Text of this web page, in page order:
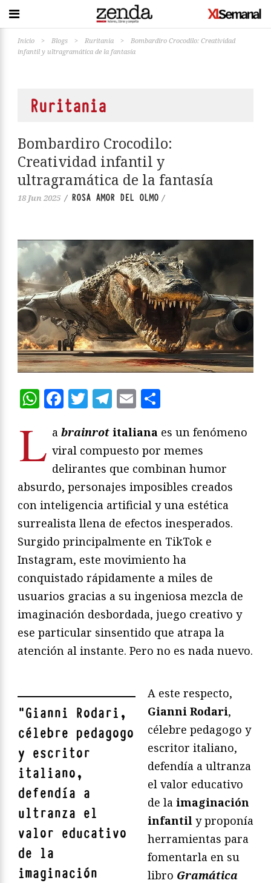
Inicio > Blogs > Ruritania >
Bombardiro Crocodilo: Creatividad
infantil y ultragramática de la fantasía
Ruritania
Bombardiro Crocodilo:
Creatividad infantil y
ultragramática de la fantasía
18 Jun 2025 / ROSA AMOR DEL OLMO /
WhatsApp
Facebook
Twitter
Telegram
Email
L a brainrot italiana es un fenómeno
viral compuesto por memes
delirantes que combinan humor
absurdo, personajes imposibles creados
con inteligencia artificial y una estética
surrealista llena de efectos inesperados.
Surgido principalmente en TikTok e
Instagram, este movimiento ha
conquistado rápidamente a miles de
usuarios gracias a su ingeniosa mezcla de
imaginación desbordada, juego creativo y
ese particular sinsentido que atrapa la
atención al instante. Pero no es nada nuevo.
"Gianni Rodari,
célebre pedagogo
y escritor
italiano,
defendía a
ultranza el
valor educativo
de la
imaginación
A este respecto,
Gianni Rodari,
célebre pedagogo y
escritor italiano,
defendía a ultranza
el valor educativo
de la imaginación
infantil y proponía
herramientas para
fomentarla en su
libro Gramática